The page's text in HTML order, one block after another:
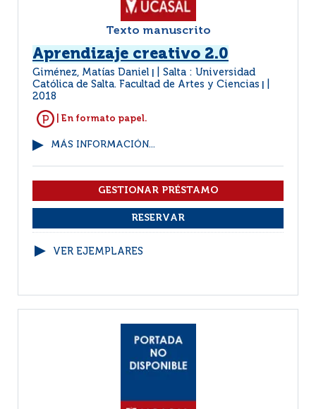
Texto manuscrito
Aprendizaje creativo 2.0
Giménez, Matías Daniel
Salta : Universidad
Católica de Salta. Facultad de Artes y Ciencias
2018
| En formato papel.
MÁS INFORMACIÓN...
VER EJEMPLARES